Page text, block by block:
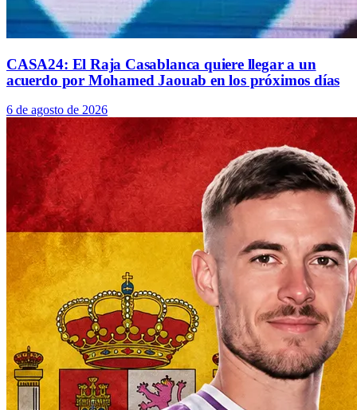
CASA24: El Raja Casablanca quiere llegar a un
acuerdo por Mohamed Jaouab en los próximos días
6 de agosto de 2026